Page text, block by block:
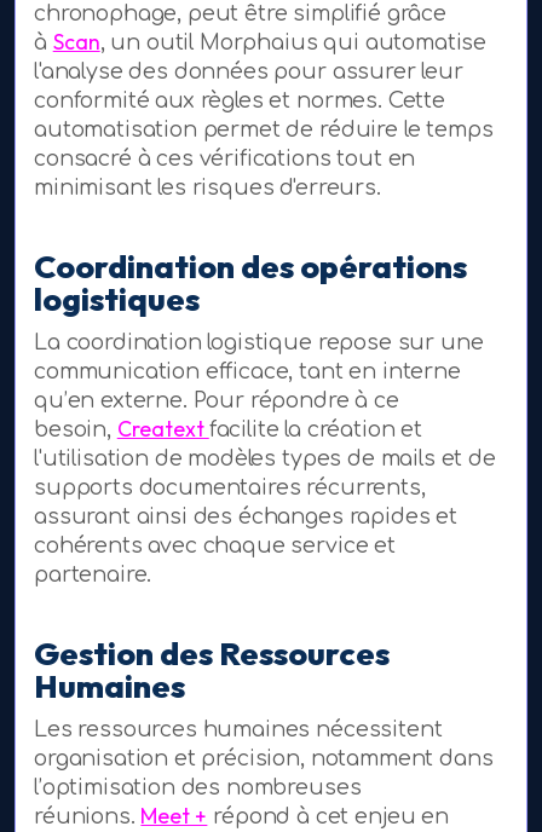
chronophage, peut être simplifié grâce
à Scan, un outil Morphaius qui automatise
l'analyse des données pour assurer leur
conformité aux règles et normes. Cette
automatisation permet de réduire le temps
consacré à ces vérifications tout en
minimisant les risques d'erreurs.
Coordination des opérations
logistiques
La coordination logistique repose sur une
communication efficace, tant en interne
qu’en externe. Pour répondre à ce
besoin, Creatext facilite la création et
l'utilisation de modèles types de mails et de
supports documentaires récurrents,
assurant ainsi des échanges rapides et
cohérents avec chaque service et
partenaire.
Gestion des Ressources
Humaines
Les ressources humaines nécessitent
organisation et précision, notamment dans
l’optimisation des nombreuses
réunions. Meet + répond à cet enjeu en